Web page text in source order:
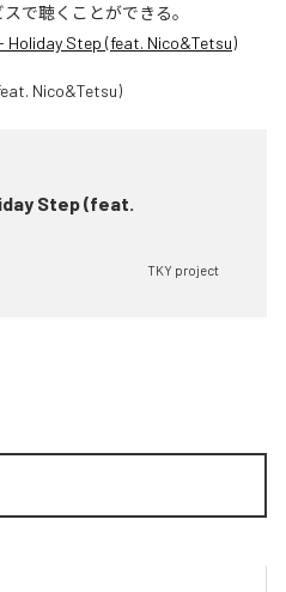
で聴くことができる。
Holiday Step (feat. Nico&Tetsu)
Step (feat.
TKY project